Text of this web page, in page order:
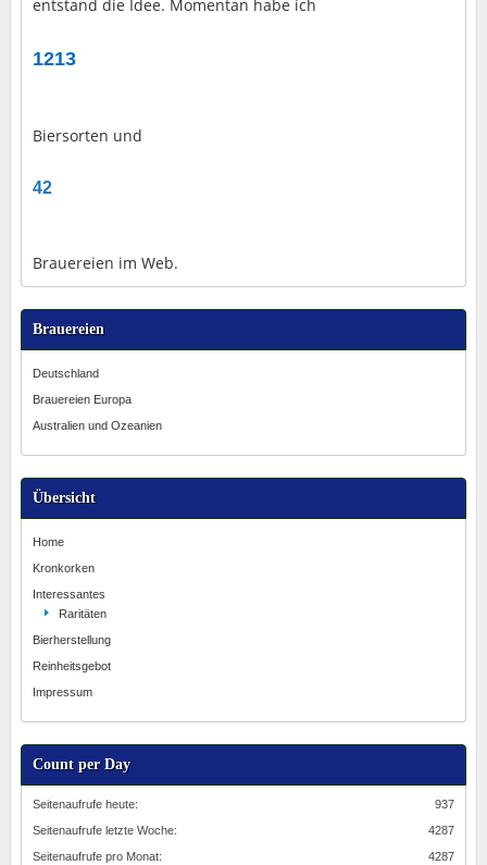
entstand die Idee. Momentan habe ich
1213
Biersorten und
42
Brauereien im Web.
Brauereien
Deutschland
Brauereien Europa
Australien und Ozeanien
Übersicht
Home
Kronkorken
Interessantes
Raritäten
Bierherstellung
Reinheitsgebot
Impressum
Count per Day
937
Seitenaufrufe heute:
4287
Seitenaufrufe letzte Woche:
4287
Seitenaufrufe pro Monat: